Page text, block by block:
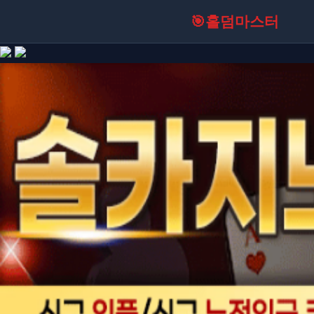
🎯홀덤마스터